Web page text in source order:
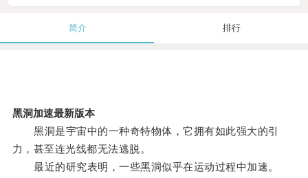
简介 排行
黑洞加速最新版本
黑洞是宇宙中的一种奇特物体，它拥有如此强大的引
力，甚至连光线都无法逃脱。
最近的研究表明，一些黑洞似乎在运动过程中加速。